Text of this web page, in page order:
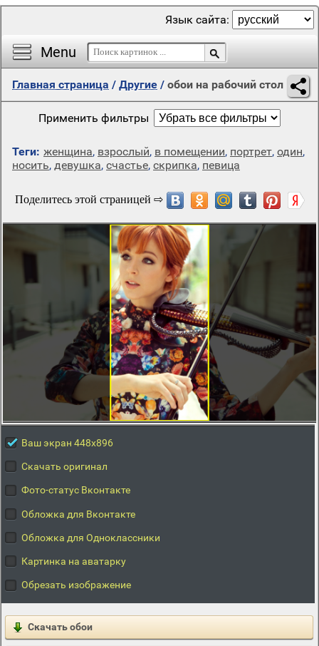
Menu
Язык сайта:
Главная страница / Другие / обои на рабочий стол
Применить фильтры
Теги: женщина, взрослый, в помещении, портрет, один,
носить, девушка, счастье, скрипка, певица
Ваш экран 448x896
Скачать оригинал
Фото-статус Вконтакте
Обложка для Вконтакте
Обложка для Одноклассники
Картинка на аватарку
Обрезать изображение
Скачать обои